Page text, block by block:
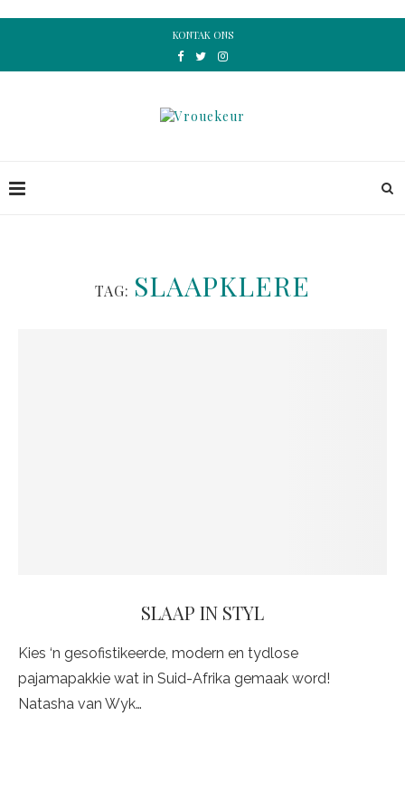
KONTAK ONS
TAG: SLAAPKLERE
SLAAP IN STYL
Kies ‘n gesofistikeerde, modern en tydlose
pajamapakkie wat in Suid-Afrika gemaak word!
Natasha van Wyk…